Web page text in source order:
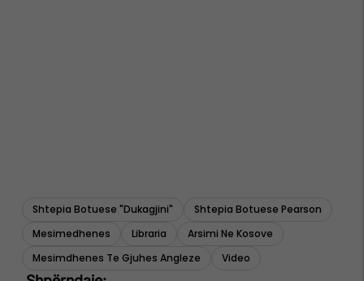
Shtepia Botuese "dukagjini"
Shtepia Botuese Pearson
Mesimedhenes
Libraria
Arsimi Ne Kosove
Mesimdhenes Te Gjuhes Angleze
Video